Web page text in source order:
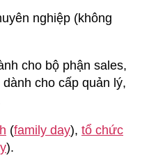
nghiệp (không
cho bộ phận sales,
cho cấp quản lý,
(family day), tổ chức
).